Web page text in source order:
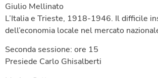
Giulio Mellinato
L’Italia e Trieste, 1918-1946. Il difficile
dell’economia locale nel mercato
Seconda sessione: ore 15
Presiede Carlo Ghisalberti